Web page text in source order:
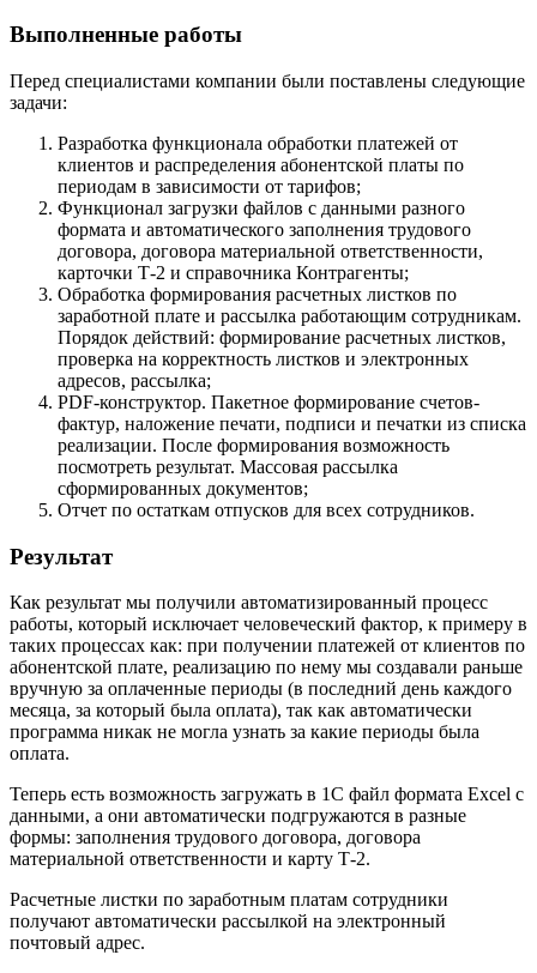
Выполненные работы
Перед специалистами компании были поставлены следующие
задачи:
Разработка функционала обработки платежей от
клиентов и распределения абонентской платы по
периодам в зависимости от тарифов;
Функционал загрузки файлов с данными разного
формата и автоматического заполнения трудового
договора, договора материальной ответственности,
карточки Т-2 и справочника Контрагенты;
Обработка формирования расчетных листков по
заработной плате и рассылка работающим сотрудникам.
Порядок действий: формирование расчетных листков,
проверка на корректность листков и электронных
адресов, рассылка;
PDF-конструктор. Пакетное формирование счетов-
фактур, наложение печати, подписи и печатки из списка
реализации. После формирования возможность
посмотреть результат. Массовая рассылка
сформированных документов;
Отчет по остаткам отпусков для всех сотрудников.
Результат
Как результат мы получили автоматизированный процесс
работы, который исключает человеческий фактор, к примеру в
таких процессах как: при получении платежей от клиентов по
абонентской плате, реализацию по нему мы создавали раньше
вручную за оплаченные периоды (в последний день каждого
месяца, за который была оплата), так как автоматически
программа никак не могла узнать за какие периоды была
оплата.
Теперь есть возможность загружать в 1С файл формата Excel с
данными, а они автоматически подгружаются в разные
формы: заполнения трудового договора, договора
материальной ответственности и карту Т-2.
Расчетные листки по заработным платам сотрудники
получают автоматически рассылкой на электронный
почтовый адрес.